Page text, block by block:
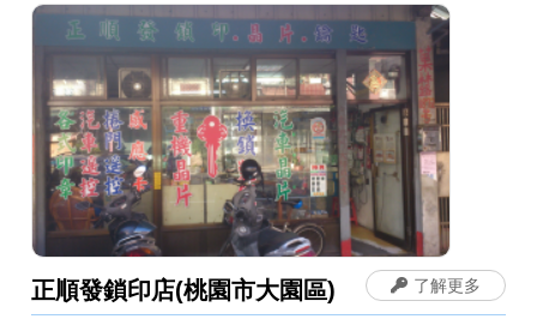
章，印鑑章，原子章
正順發鎖印店(桃園市大園區) 了解更多